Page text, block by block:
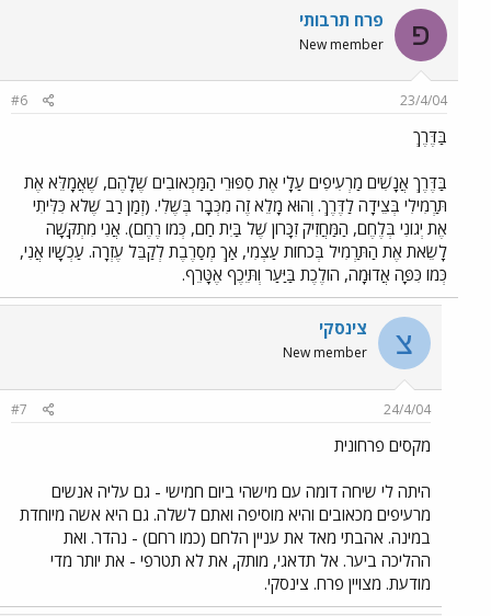
פ פרח תרבותי
New member
23/4/04
#6
בַּדֶּרֶךְ
בַּדֶּרֶךְ אֲנָשִׁים מַרְעִיפִים עַלָי אֶת סִפּוּרֵי הַמַּכְאוֹבִים שֶׁלָהֶם, שֶׁאֲמָלֵּא אֶת
תַּרְמִילִי בְּצֵידָה לַדֶּרֶךְ. וְהוּא מָלֵא זֶה מִכְּבָר בְּשֶׁלִי. (זְמַן רַב שֶׁלֹא כִּלִּיתִי
אֶת יְגוֹנִי בְּלֶחֶם, הַמַּחֲזִיק זִכָּרוֹן שֶׁל בַּיִת חַם, כְּמוֹ רֶחֶם). אֲנִי מִתְקַּשָׁה
לָשֵׂאת אֶת הַתַּרְמִיל בְּכֹחוֹת עַצְמִי, אַךְ מְסַרֶבֶת לְקַבֵּל עֶזְרָה. עַכְשָׁיו אֲנִי,
כְּמוֹ כִּפָּה אֲדוּמָה, הוֹלֶכֶת בַּיַּעַר וְתֵּיכֶף אֶטָּרֵף.
צ צינסקי
New member
24/4/04
#7
מקסים פרחונית
היתה לי שיחה דומה עם מישהי ביום חמישי - גם עליה אנשים
מרעיפים מכאובים והיא מוסיפה ואתם לשלה. גם היא אשה מיוחדת
במינה. אהבתי מאד את עניין הלחם (כמו רחם) - נהדר. ואת
ההליכה ביער. אל תדאגי, מותק, את לא תטרפי - את יותר מדי
מודעת. מצויין פרח. צינסקי.